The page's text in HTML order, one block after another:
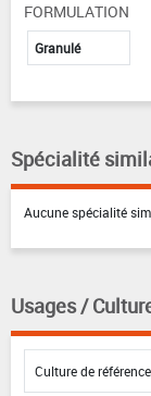
FORMULATION
Granulé
Spécialité
Aucune spécialité
Usages /